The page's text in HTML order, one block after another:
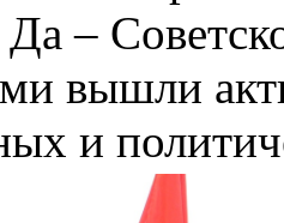
–
вышли
и